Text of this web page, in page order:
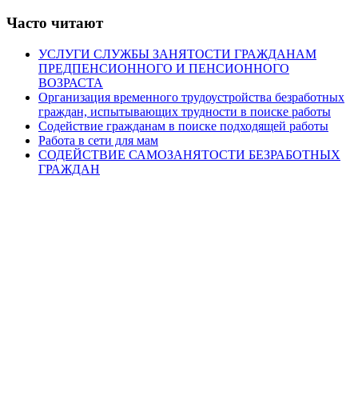
Часто читают
УСЛУГИ СЛУЖБЫ ЗАНЯТОСТИ ГРАЖДАНАМ
ПРЕДПЕНСИОННОГО И ПЕНСИОННОГО
ВОЗРАСТА
Организация временного трудоустройства безработных
граждан, испытывающих трудности в поиске работы
Содействие гражданам в поиске подходящей работы
Работа в сети для мам
СОДЕЙСТВИЕ САМОЗАНЯТОСТИ БЕЗРАБОТНЫХ
ГРАЖДАН